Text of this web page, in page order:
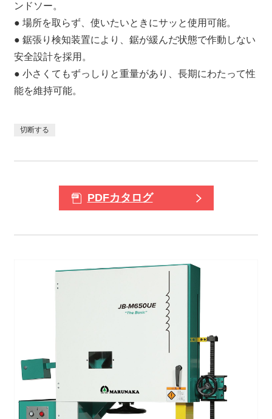
ンドソー。
● 場所を取らず、使いたいときにサッと使用可能。
● 鋸張り検知装置により、鋸が緩んだ状態で作動しない
安全設計を採用。
● 小さくてもずっしりと重量があり、長期にわたって性
能を維持可能。
切断する
PDFカタログ